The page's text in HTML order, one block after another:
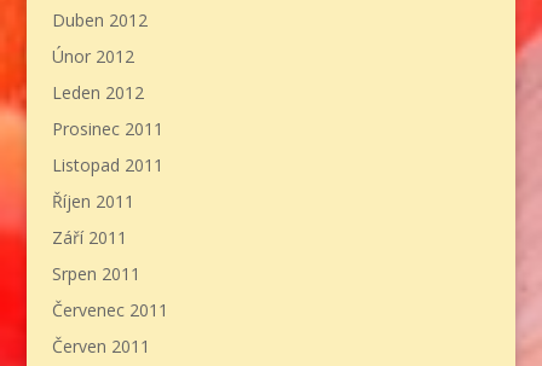
Duben 2012
Únor 2012
Leden 2012
Prosinec 2011
Listopad 2011
Říjen 2011
Září 2011
Srpen 2011
Červenec 2011
Červen 2011